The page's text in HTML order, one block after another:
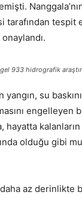
tarafından tespit
933 hidrografik
yangın, su
kalanların
olduğu gibi
az derinlikte